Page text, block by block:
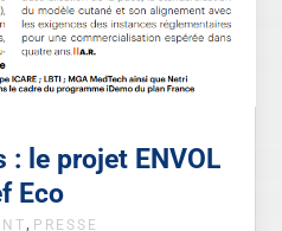
: le projet ENVOL
Eco
, PRESSE